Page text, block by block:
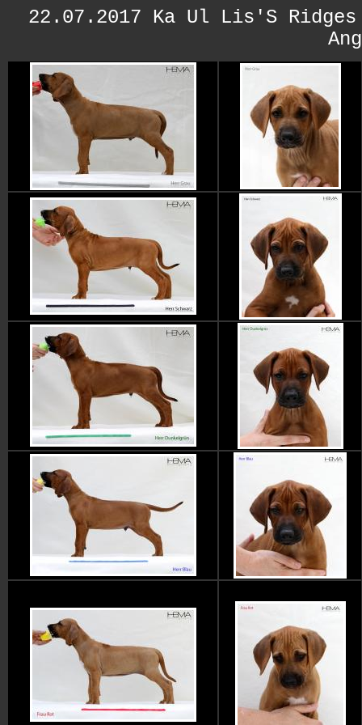
22.07.2017
Ka Ul Lis'S